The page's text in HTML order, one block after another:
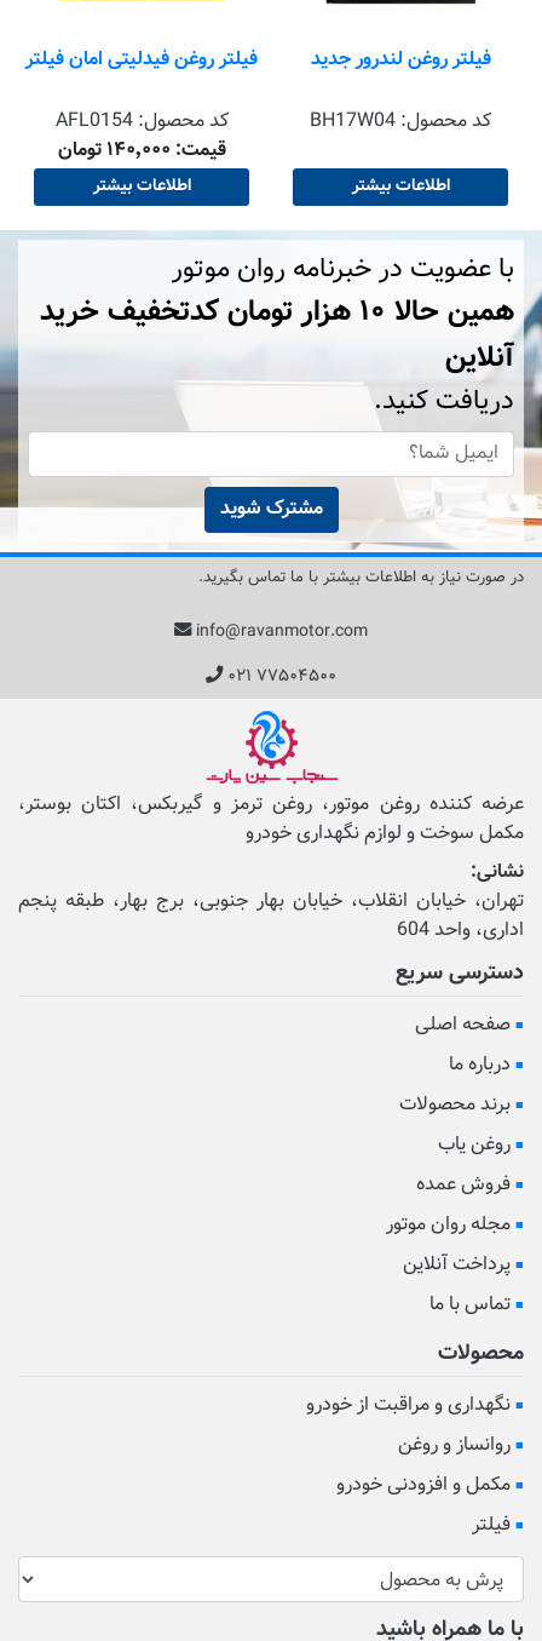
فیلتر روغن لندرور جدید
کد محصول: BH17W04
اطلاعات بیشتر
فیلتر روغن فیدلیتی امان فیلتر
کد محصول:AFL0154
قیمت: ۱۴۰٬۰۰۰ تومان
اطلاعات بیشتر
با عضویت در خبرنامه روان موتور
همین حالا ۱۰ هزار تومان کد‌تخفیف خرید
آنلاین
دریافت کنید.
مشترک شوید
در صورت نیاز به اطلاعات بیشتر با ما تماس بگیرید.
info@ravanmotor.com
۰۲۱ ۷۷۵۰۴۵۰۰
عرضه کننده روغن موتور، روغن ترمز و گیربکس، اکتان بوستر،
مکمل‌ سوخت و لوازم نگهداری خودرو
نشانی:
تهران، خیابان انقلاب، خیابان بهار جنوبی، برج بهار، طبقه پنجم
اداری، واحد 604
دسترسی سریع
صفحه اصلی
درباره ما
برند محصولات
روغن یاب
فروش عمده
مجله روان موتور
پرداخت آنلاین
تماس با ما
محصولات
نگهداری و مراقبت از خودرو
روانساز و روغن
مکمل و افزودنی خودرو
فیلتر
با ما همراه باشید